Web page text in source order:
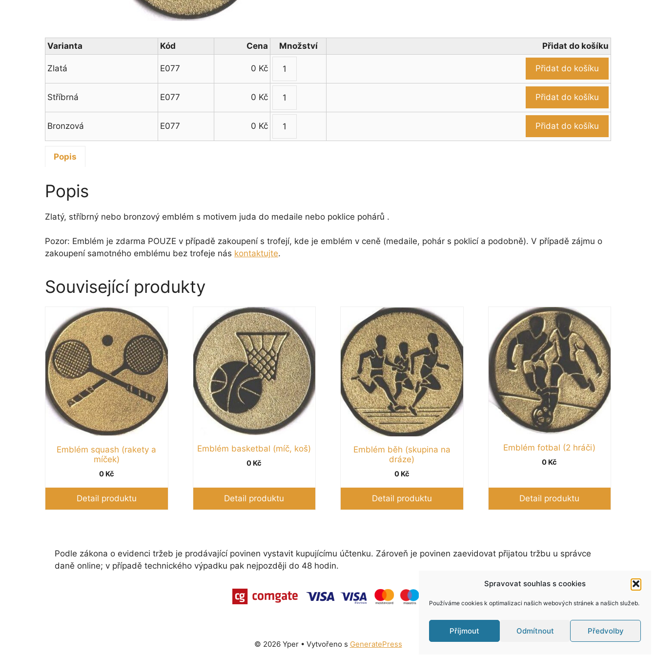
Spravovat souhlas s cookies
Používáme cookies k optimalizaci našich webových stránek a našich služeb.
Příjmout Odmítnout Předvolby
Varianta Kód Cena Množství Přidat do košíku
Zlatá E077 0 Kč
Emblém
judo
množství
Přidat do košíku
Stříbrná E077 0 Kč
Emblém
judo
množství
Přidat do košíku
Bronzová E077 0 Kč
Emblém
judo
Přidat do košíku
Popis
Popis
Zlatý, stříbrný nebo bronzový emblém s motivem juda do medaile nebo poklice pohárů .
Pozor: Emblém je zdarma POUZE v případě zakoupení s trofejí, kde je emblém v ceně (medaile, pohár s poklicí a podobně). V případě zájmu o
zakoupení samotného emblému bez trofeje nás kontaktujte.
Související produkty
Emblém squash (rakety a
míček)
0 Kč
Detail produktu
produkt
má
více
variant.
Možnosti
lze
vybrat
na
stránce
Emblém basketbal (míč, koš)
0 Kč
Detail produktu
produkt
má
více
variant.
Možnosti
lze
vybrat
na
stránce
Emblém běh (skupina na
dráze)
0 Kč
Detail produktu
produkt
má
více
variant.
Možnosti
lze
vybrat
na
stránce
produktu
Emblém fotbal (2 hráči)
0 Kč
Detail produktu
produkt
má
více
variant.
Možnosti
lze
vybrat
na
stránce
Podle zákona o evidenci tržeb je prodávající povinen vystavit kupujícímu účtenku. Zároveň je povinen zaevidovat přijatou tržbu u správce
daně online; v případě technického výpadku pak nejpozději do 48 hodin.
© 2026 Yper• Vytvořeno s GeneratePress